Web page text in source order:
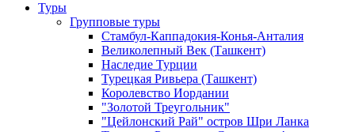
Туры
Групповые туры
Стамбул-Каппадокия-Конья-Анталия
Великолепный Век (Ташкент)
Наследие Турции
Турецкая Ривьера (Ташкент)
Королевство Иордании
"Золотой Треугольник"
"Цейлонский Рай" остров Шри Ланка